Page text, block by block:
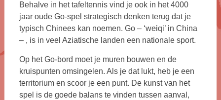
Behalve in het tafeltennis vind je ook in het 4000
jaar oude Go-spel strategisch denken terug dat je
typisch Chinees kan noemen. Go – ‘weiqi’ in China
– , is in veel Aziatische landen een nationale sport.
Op het Go-bord moet je muren bouwen en de
kruispunten omsingelen. Als je dat lukt, heb je een
territorium en scoor je een punt. De kunst van het
spel is de goede balans te vinden tussen aanval,